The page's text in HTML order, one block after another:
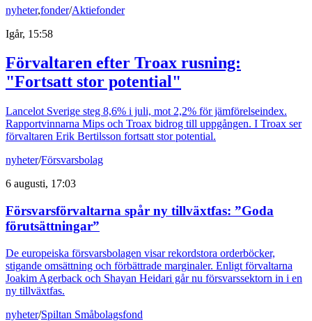
nyheter,fonder/Aktiefonder
Igår, 15:58
Förvaltaren efter Troax rusning:
"Fortsatt stor potential"
Lancelot Sverige steg 8,6% i juli, mot 2,2% för jämförelseindex.
Rapportvinnarna Mips och Troax bidrog till uppgången. I Troax ser
förvaltaren Erik Bertilsson fortsatt stor potential.
nyheter/Försvarsbolag
6 augusti, 17:03
Försvarsförvaltarna spår ny tillväxtfas: ”Goda
förutsättningar”
De europeiska försvarsbolagen visar rekordstora orderböcker,
stigande omsättning och förbättrade marginaler. Enligt förvaltarna
Joakim Agerback och Shayan Heidari går nu försvarssektorn in i en
ny tillväxtfas.
nyheter/Spiltan Småbolagsfond